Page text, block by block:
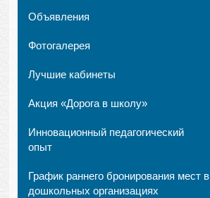
Объявления
Фотогалерея
Лучшие кабинеты
Акция «Дорога в школу»
Инновационный педагогический
опыт
График раннего бронирования мест в
дошкольных организациях